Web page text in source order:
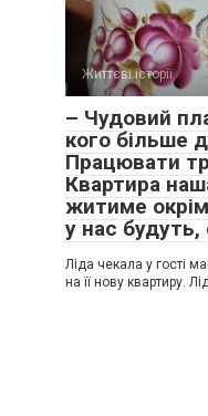
Життєві історії
– Чудовий
кого більше
Працювати
Квартира
житиме
у нас
Ліда чекала у гості
на її нову квартиру.